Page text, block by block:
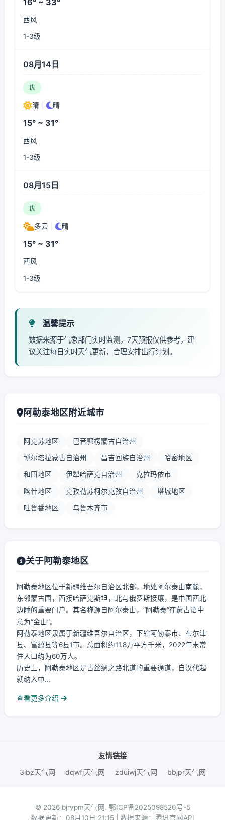
16° ~ 33°
西风
1-3级
08月14日
优
晴 晴
15° ~ 31°
西风
1-3级
08月15日
优
多云 晴
15° ~ 31°
西风
1-3级
温馨提示
数据来源于气象部门实时监测，7天预报仅供参考，建
议关注每日实时天气更新，合理安排出行计划。
阿勒泰地区附近城市
阿克苏地区 巴音郭楞蒙古自治州
博尔塔拉蒙古自治州 昌吉回族自治州 哈密地区
和田地区 伊犁哈萨克自治州 克拉玛依市
喀什地区 克孜勒苏柯尔克孜自治州 塔城地区
吐鲁番地区 乌鲁木齐市
关于阿勒泰地区
阿勒泰地区位于新疆维吾尔自治区北部，地处阿尔泰山南麓，
东邻蒙古国，西接哈萨克斯坦，北与俄罗斯接壤，是中国西北
边陲的重要门户。其名称源自阿尔泰山，“阿勒泰”在蒙古语中
意为“金山”。
阿勒泰地区隶属于新疆维吾尔自治区，下辖阿勒泰市、布尔津
县、富蕴县等6县1市。总面积约11.8万平方千米，2022年末常
住人口约为60万人。
历史上，阿勒泰地区是古丝绸之路北道的重要通道，自汉代起
就纳入中...
查看更多介绍
友情链接
3ibz天气网
dqwfj天气网 zduiwj天气网 bbjpr天气网
© 2026 bjrvpm天气网. 鄂ICP备2025098520号-5
数据更新：08月10日 21:15 | 数据来源：腾讯官网API